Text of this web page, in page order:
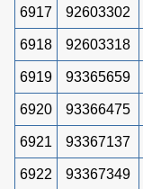
6917 92603302
6918 92603318
6919 93365659
6920 93366475
6921 93367137
6922 93367349